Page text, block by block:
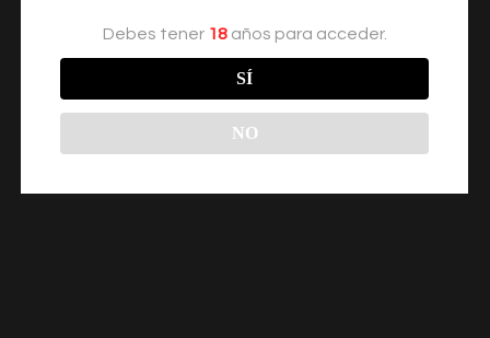
Debes tener 18años para acceder.
SÍ
NO